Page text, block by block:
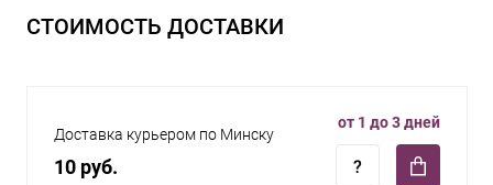
СТОИМОСТЬ ДОСТАВКИ
Доставка курьером по Минску
10 руб.
от 1 до 3 дней